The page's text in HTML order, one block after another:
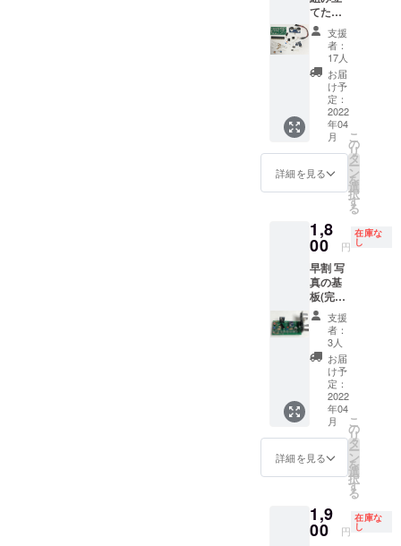
に関しての
サポートや
pythonプロ
グラムに関
しての相談
をココログ
でもやって
います。
1960で検索
してみてく
なります。) p.s
応援メッセージ
として、作って
欲しいものなど
の要望をいただ
けるとありがた
いです。 p.s ラ
ズベリーパイは
付属しません。
セッティングし
ていますので、
お手持ちのラズ
パイに装着して
いただくと、設
定等の手間なく
使用することが
できます。 p.s
ラズベリーパイ
は付属しませ
てたい
人用の
キット
です。
写真の
基板と
部品一
式を届
けしま
すとと
もに、
お礼の
メール
と今後
計画案
も併せ
てお届
けしま
す。 ラ
ズパイ
で動作
させる
ため
の、プ
ログラ
ムは指
定のサ
イト
(gitHub)
からダ
ウン
き、イ
ンス
トール
支援
者：
17人
お届
け予
定：
2022
年04
月
詳細を見る
こ
の
リ
タ
ー
ン
を
選
択
す
る
1,8
00 円
在庫な
し
早割 写
真の基
板(完成
品)を1
つお届
けしま
すとと
もに、
お礼の
メール
と今後
の開発
計画案
も併せ
てお届
けしま
ズパイ
で動作
させる
支援
者：
3人
お届
け予
定：
2022
年04
月
詳細を見る
こ
の
リ
タ
ー
ン
を
選
択
す
る
1,9
00 円
在庫な
し